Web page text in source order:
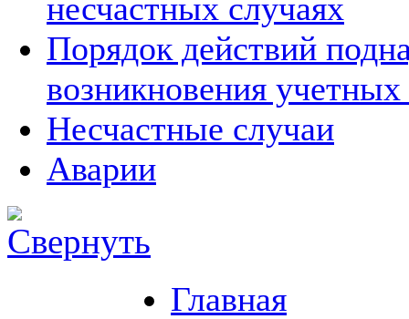
несчастных случаях
Порядок действий
возникновения
Несчастные случаи
Аварии
Главная